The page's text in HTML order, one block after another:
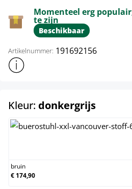
Momenteel erg
te zijn
Beschikbaar
Artikelnummer: 191692156
Toon meer productinformatie
Kleur: donkergrijsselect
bruin
€ 174,90